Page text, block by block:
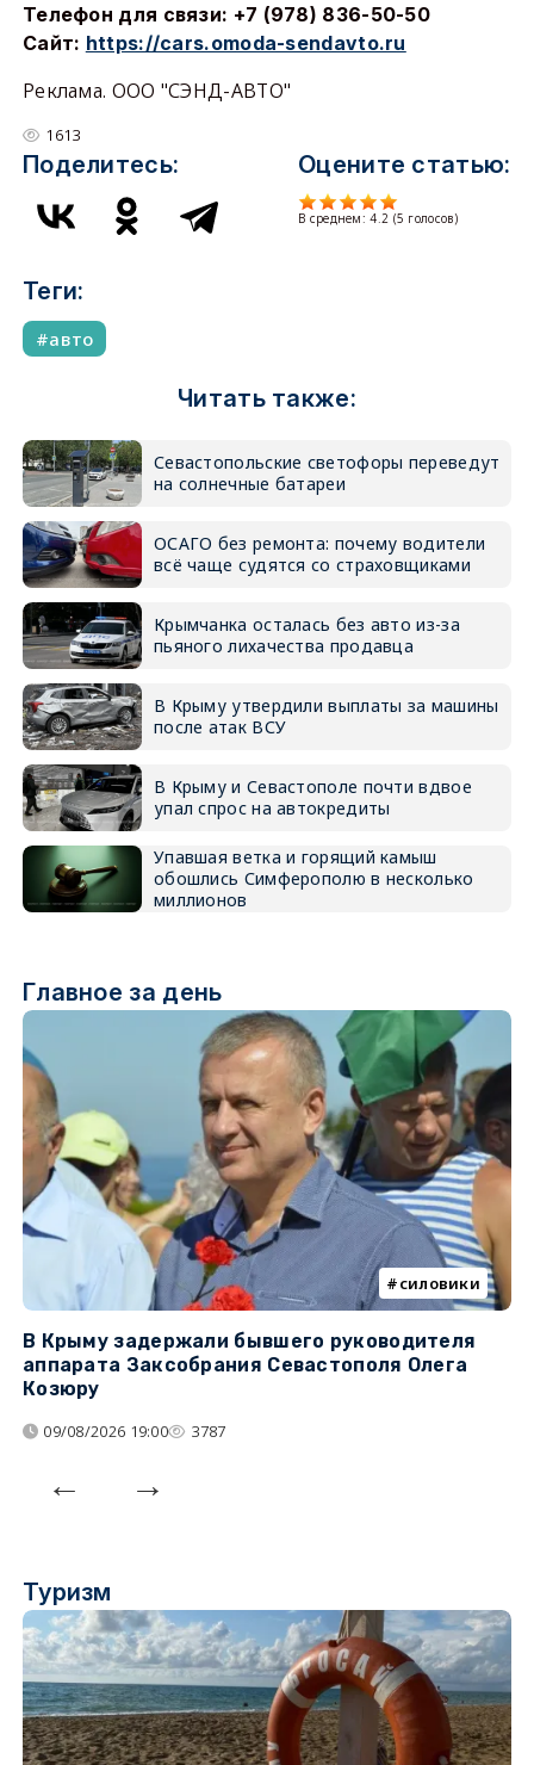
Телефон для связи: +7 (978) 836-50-50
Сайт: https://cars.omoda-sendavto.ru
Реклама. ООО "СЭНД-АВТО"
1613
Поделитесь: Оцените статью:
В среднем:4.2 (5 голосов)
Теги:
авто
Читать также:
Севастопольские светофоры переведут
на солнечные батареи
ОСАГО без ремонта: почему водители
всё чаще судятся со страховщиками
Крымчанка осталась без авто из-за
пьяного лихачества продавца
В Крыму утвердили выплаты за машины
после атак ВСУ
В Крыму и Севастополе почти вдвое
упал спрос на автокредиты
Упавшая ветка и горящий камыш
обошлись Симферополю в несколько
миллионов
Главное за день
силовики
В Крыму задержали бывшего руководителя
аппарата Заксобрания Севастополя Олега
Козюру
09/08/2026 19:00 3787
Туризм